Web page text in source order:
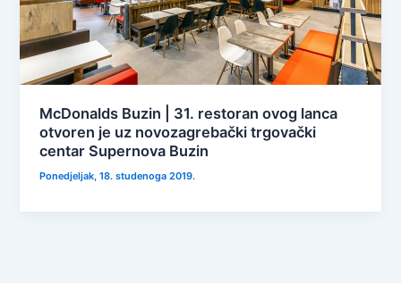
McDonalds Buzin | 31. restoran ovog lanca
otvoren je uz novozagrebački trgovački
centar Supernova Buzin
Ponedjeljak, 18. studenoga 2019.